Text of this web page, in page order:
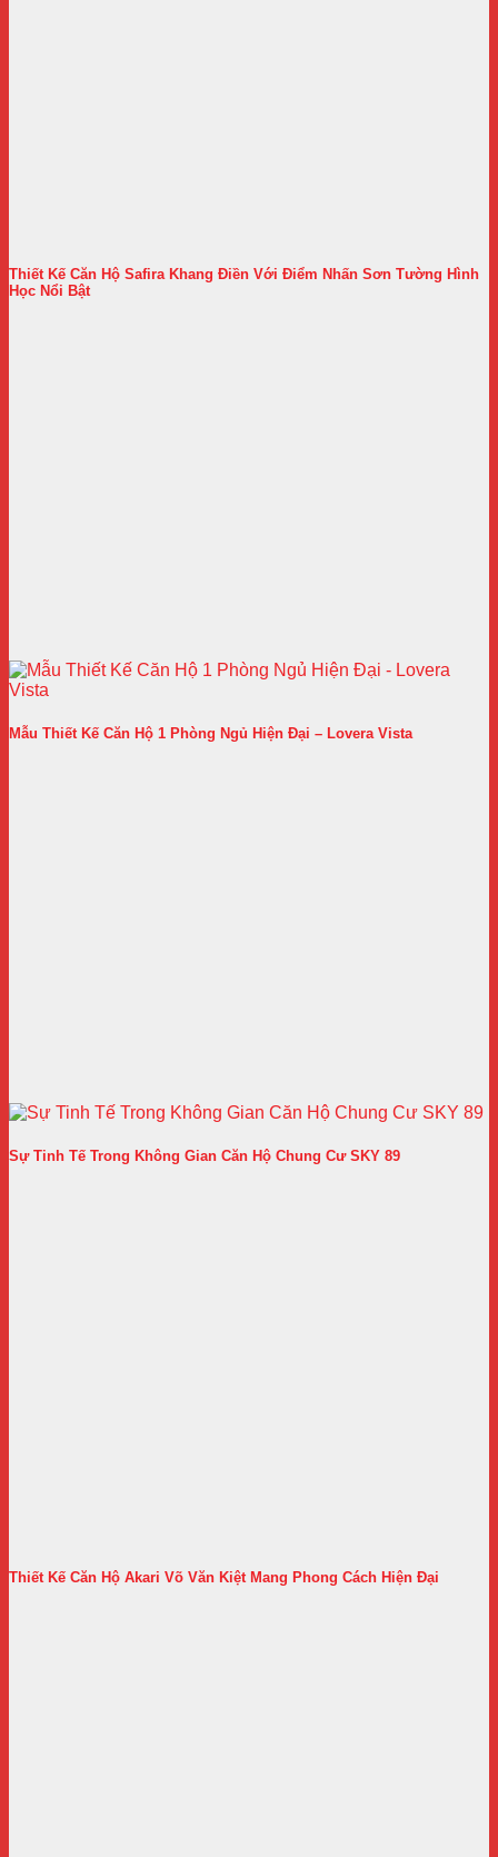
Thiết Kế Căn Hộ Safira Khang Điền Với Điểm Nhấn Sơn Tường Hình
Học Nổi Bật
Mẫu Thiết Kế Căn Hộ 1 Phòng Ngủ Hiện Đại – Lovera Vista
Sự Tinh Tế Trong Không Gian Căn Hộ Chung Cư SKY 89
Thiết Kế Căn Hộ Akari Võ Văn Kiệt Mang Phong Cách Hiện Đại